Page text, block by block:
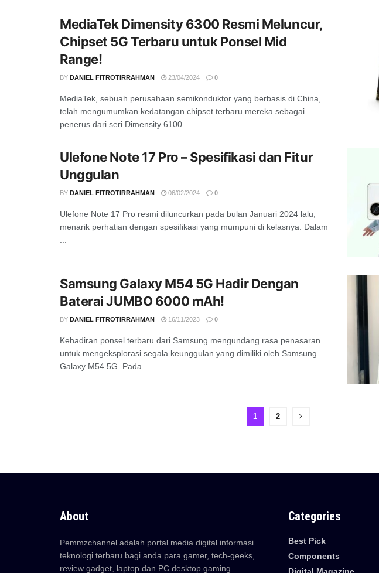
MediaTek Dimensity 6300 Resmi Meluncur,
Chipset 5G Terbaru untuk Ponsel Mid
Range!
BY DANIEL FITROTIRRAHMAN 23/04/2024 0
MediaTek, sebuah perusahaan semikonduktor yang berbasis di China,
telah mengumumkan kedatangan chipset terbaru mereka sebagai
penerus dari seri Dimensity 6100 ...
Ulefone Note 17 Pro – Spesifikasi dan Fitur
Unggulan
BY DANIEL FITROTIRRAHMAN 06/02/2024 0
Ulefone Note 17 Pro resmi diluncurkan pada bulan Januari 2024 lalu,
menarik perhatian dengan spesifikasi yang mumpuni di kelasnya. Dalam
...
Samsung Galaxy M54 5G Hadir Dengan
Baterai JUMBO 6000 mAh!
BY DANIEL FITROTIRRAHMAN 16/11/2023 0
Kehadiran ponsel terbaru dari Samsung mengundang rasa penasaran
untuk mengeksplorasi segala keunggulan yang dimiliki oleh Samsung
Galaxy M54 5G. Pada ...
1 2
About
Pemmzchannel adalah portal media digital informasi
teknologi terbaru bagi anda para gamer, tech-geeks,
review gadget, laptop dan PC desktop gaming
Categories
Best Pick
Components